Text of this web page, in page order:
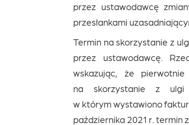
przez ustawodawcę
przesłankami
Termin na skorzystanie z
przez ustawodawcę.
wskazując, że
na skorzystanie z
w którym wystawiono
października 2021 r. termin